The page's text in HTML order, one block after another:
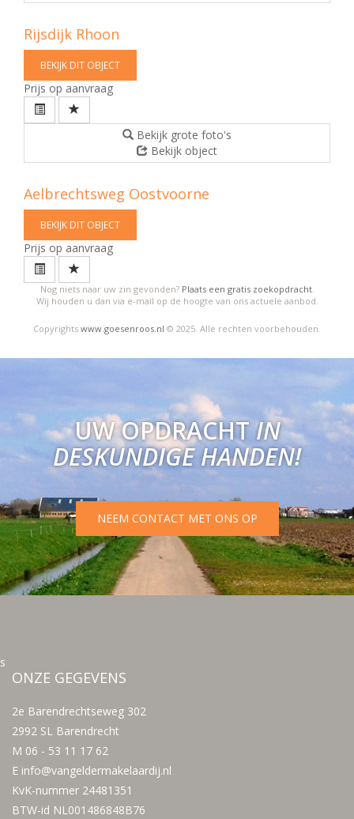
Rijsdijk Rhoon
BEKIJK DIT OBJECT
Prijs op aanvraag
Bekijk grote foto's
Bekijk object
Aelbrechtsweg Oostvoorne
BEKIJK DIT OBJECT
Prijs op aanvraag
Nog niets naar uw zin gevonden? Plaats een gratis zoekopdracht.
Wij houden u dan via e-mail op de hoogte van ons actuele aanbod.
Copyrights www.goesenroos.nl © 2025. Alle rechten voorbehouden.
UW OPDRACHTIN
DESKUNDIGE HANDEN!
NEEM CONTACT MET ONS OP
s
ONZE GEGEVENS
2e Barendrechtseweg 302
2992 SL Barendrecht
M 06 - 53 11 17 62
E info@vangeldermakelaardij.nl
KvK-nummer 24481351
BTW-id NL001486848B76